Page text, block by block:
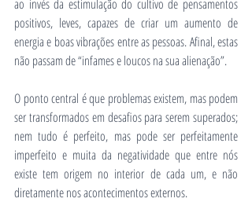
ao invés da estimulação do cultivo de pensamentos
positivos, leves, capazes de criar um aumento de
energia e boas vibrações entre as pessoas. Afinal, estas
não passam de “infames e loucos na sua alienação”.
O ponto central é que problemas existem, mas podem
ser transformados em desafios para serem superados;
nem tudo é perfeito, mas pode ser perfeitamente
imperfeito e muita da negatividade que entre nós
existe tem origem no interior de cada um, e não
diretamente nos acontecimentos externos.